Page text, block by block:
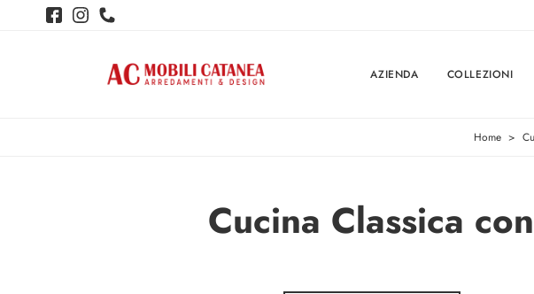
AZIENDA COLLEZIONI
Home >
Cucina Classica